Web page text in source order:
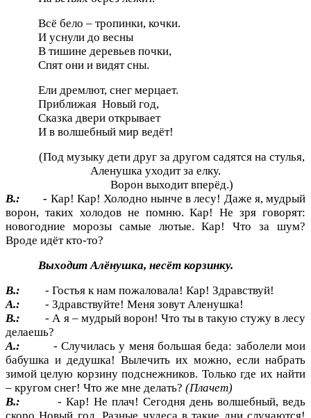
Всё бело – тропинки, кочки.
И уснули до весны
В тишине деревьев почки,
Спят они и видят сны.
Ели дремлют, снег мерцает.
Приближая Новый год,
Сказка двери открывает
И в волшебный мир ведёт!
(Под музыку дети друг за другом садятся на стулья,
Аленушка уходит за елку.
Ворон выходит вперёд.)
В.: - Кар! Кар! Холодно нынче в лесу! Даже я, мудрый
ворон, таких холодов не помню. Кар! Не зря говорят:
новогодние морозы самые лютые. Кар! Что за шум?
Вроде идёт кто-то?
Выходит Алёнушка, несёт корзинку.
В.: - Гостья к нам пожаловала! Кар! Здравствуй!
А.: - Здравствуйте! Меня зовут Аленушка!
В.: - А я – мудрый ворон! Что ты в такую стужу в лесу
делаешь?
А.: - Случилась у меня большая беда: заболели мои
бабушка и дедушка! Вылечить их можно, если набрать
зимой целую корзину подснежников. Только где их найти
– кругом снег! Что же мне делать? (Плачет)
В.:
- Кар! Не плач! Сегодня день волшебный, ведь